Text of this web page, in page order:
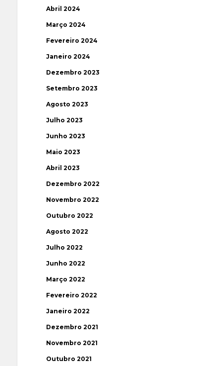
Abril 2024
Março 2024
Fevereiro 2024
Janeiro 2024
Dezembro 2023
Setembro 2023
Agosto 2023
Julho 2023
Junho 2023
Maio 2023
Abril 2023
Dezembro 2022
Novembro 2022
Outubro 2022
Agosto 2022
Julho 2022
Junho 2022
Março 2022
Fevereiro 2022
Janeiro 2022
Dezembro 2021
Novembro 2021
Outubro 2021